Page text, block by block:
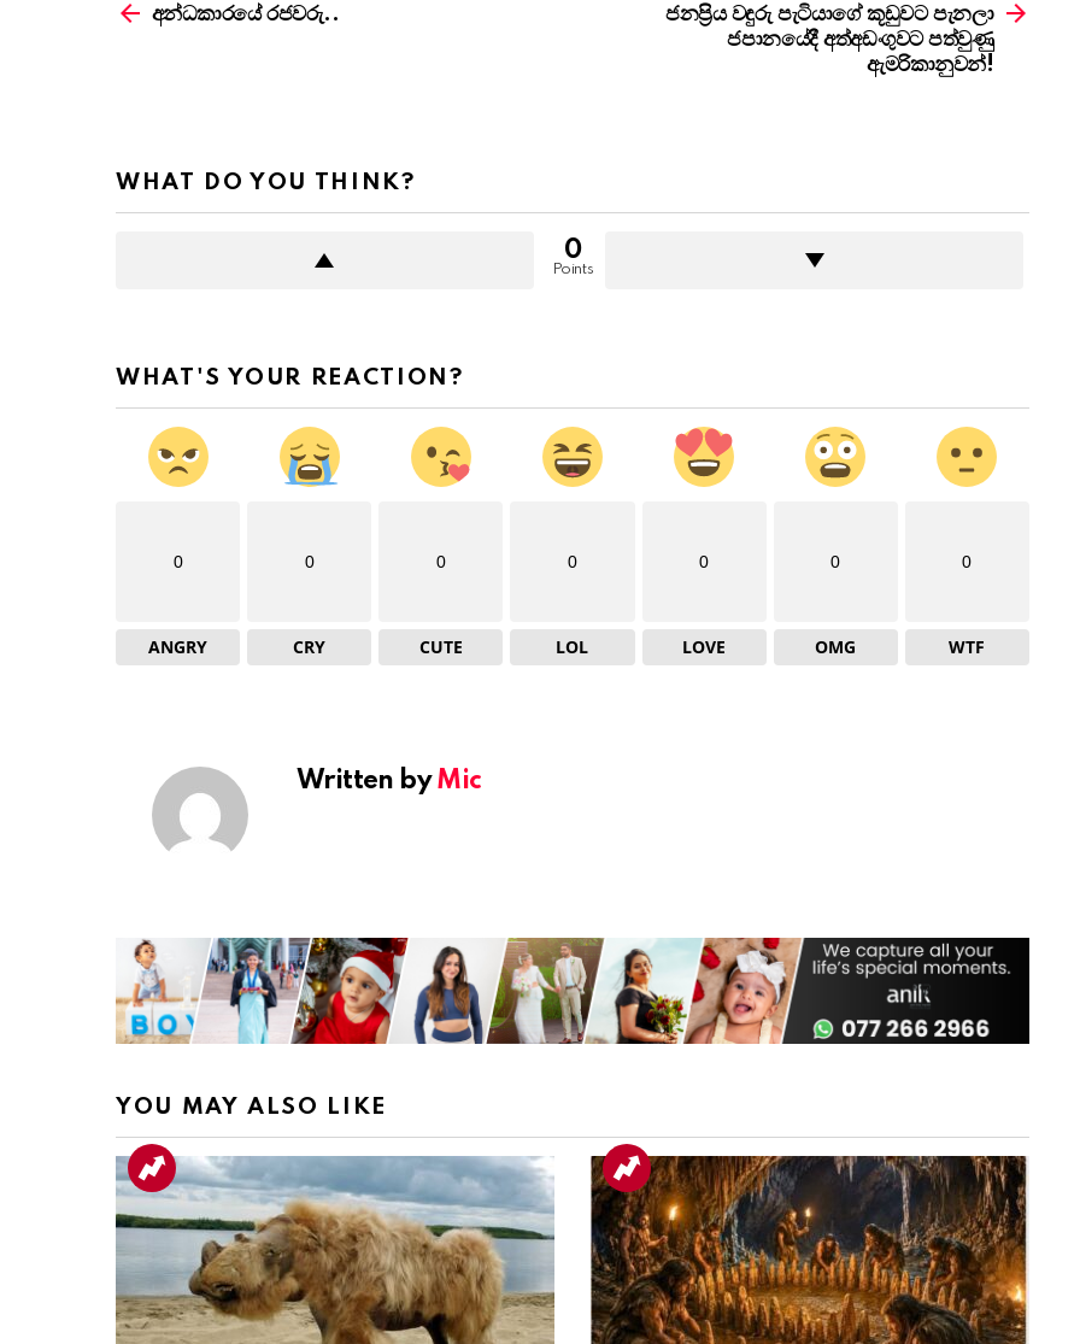
moreඅන්ධකාරයේ රජවරු..
ජනප්‍රිය වඳුරු පැටියාගේ කූඩුවට පැනලා
ජපානයේදී අත්අඩංගුවට පත්වුණු
ඇමරිකානුවන්!
WHAT DO YOU THINK?
0
Points
WHAT'S YOUR REACTION?
0
ANGRY
0
CRY
0
CUTE
0
LOL
0
LOVE
0
OMG
0
WTF
Written byMic
YOU MAY ALSO LIKE